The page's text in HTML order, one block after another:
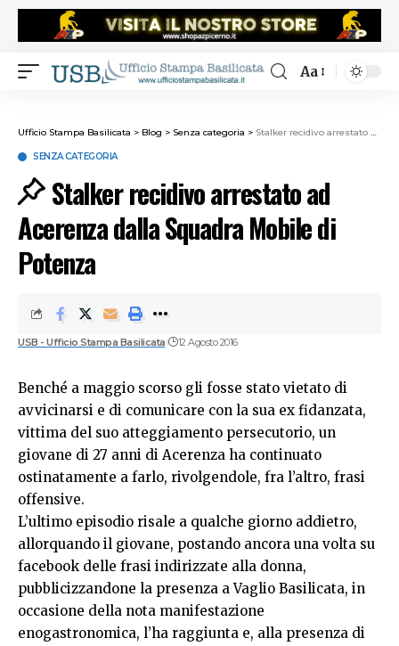
Aa
Ufficio Stampa Basilicata > Blog > Senza categoria > Stalker recidivo arrestato ad Acerenza dalla Squadra Mobile di Potenza
SENZA CATEGORIA
Stalker recidivo arrestato ad
Acerenza dalla Squadra Mobile di
Potenza
USB - Ufficio Stampa Basilicata 12 Agosto 2016
Benché a maggio scorso gli fosse stato vietato di
avvicinarsi e di comunicare con la sua ex fidanzata,
vittima del suo atteggiamento persecutorio, un
giovane di 27 anni di Acerenza ha continuato
ostinatamente a farlo, rivolgendole, fra l’altro, frasi
offensive.
L’ultimo episodio risale a qualche giorno addietro,
allorquando il giovane, postando ancora una volta su
facebook delle frasi indirizzate alla donna,
pubblicizzandone la presenza a Vaglio Basilicata, in
occasione della nota manifestazione
enogastronomica, l’ha raggiunta e, alla presenza di